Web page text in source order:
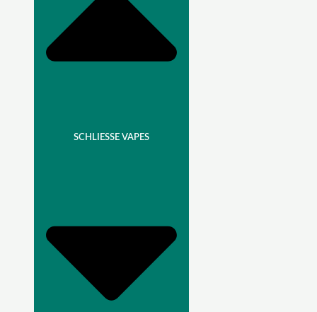
SCHLIESSE VAPES